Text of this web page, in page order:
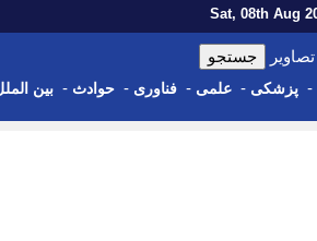
تصاویر
- پزشکی - علمی - فناوری - حوادث - بین